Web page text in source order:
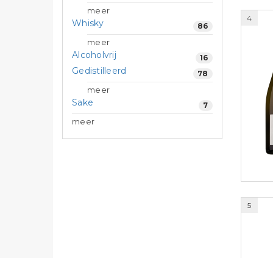
meer
Whisky 86
meer
Alcoholvrij 16
Gedistilleerd 78
meer
Sake 7
meer
4
5